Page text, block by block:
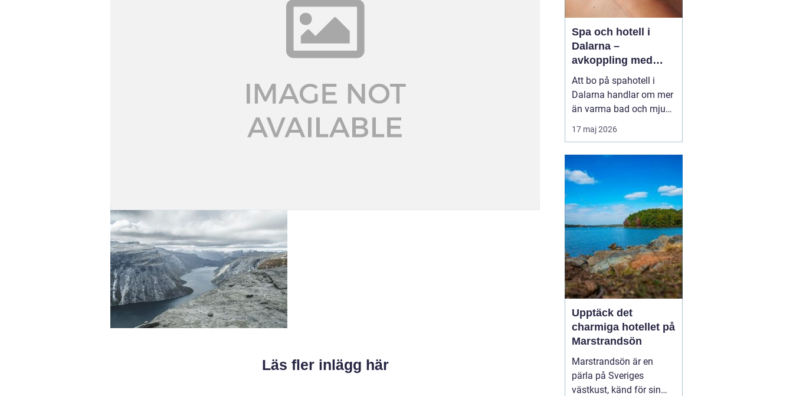
Läs fler inlägg här
Spa och hotell i
Dalarna –
avkoppling med
utsikt över berg och
sjö
Att bo på spahotell i
Dalarna handlar om mer
än varma bad och mjuka
badrockar. Många söker
en paus från vardagen,
Dalarna möts stillhet,
starka traditione...
17 maj 2026
Upptäck det
charmiga hotellet på
Marstrandsön
Marstrandsön är en
pärla på Sveriges
västkust, känd för sin